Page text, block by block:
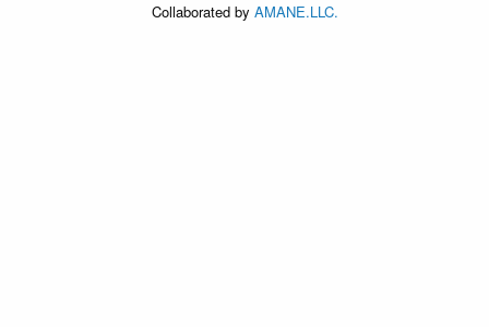
Collaborated by AMANE.LLC.